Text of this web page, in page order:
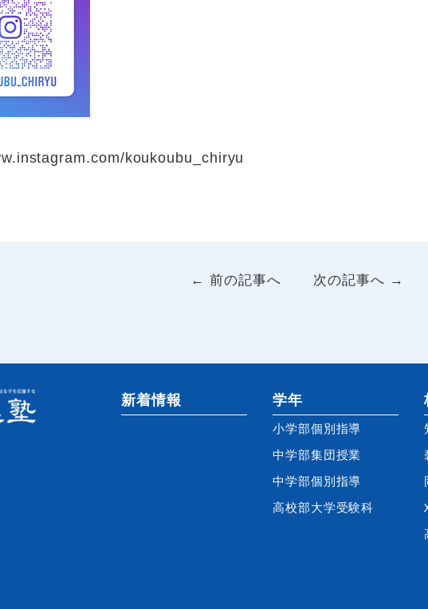
koukoubu_chiryu
← 前の記事へ 次の記事へ →
新着情報 学年
小学部個別指導
中学部集団授業
中学部個別指導
高校部大学受験科